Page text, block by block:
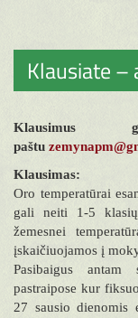
Klausiate –
Klausimus
paštu
Klausimas:
Oro temperatūrai
gali neiti 1-5
žemesnei
įskaičiuojamos į
Pasibaigus antam
pastraipose kur
27 sausio dienomis